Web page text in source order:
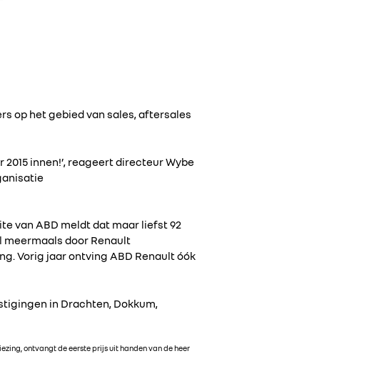
op het gebied van sales, aftersales
innen!’, reageert directeur Wybe
van ABD meldt dat maar liefst 92
meermaals door Renault
Vorig jaar ontving ABD Renault óók
in Drachten, Dokkum,
ontvangt de eerste prijs uit handen van de heer